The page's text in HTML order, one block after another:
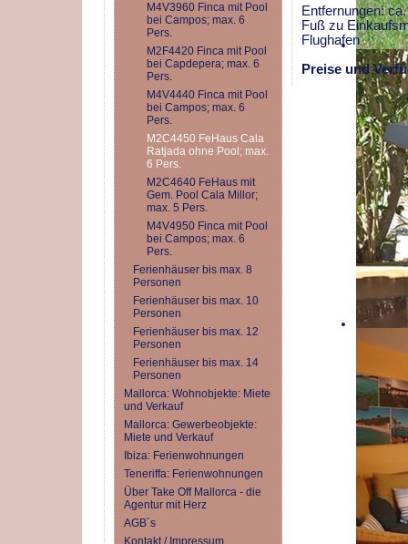
M4V3960 Finca mit Pool
bei Campos; max. 6
Pers.
M2F4420 Finca mit Pool
bei Capdepera; max. 6
Pers.
M4V4440 Finca mit Pool
bei Campos; max. 6
Pers.
M2C4450 FeHaus Cala
Ratjada ohne Pool; max.
6 Pers.
M2C4640 FeHaus mit
Gem. Pool Cala Millor;
max. 5 Pers.
M4V4950 Finca mit Pool
bei Campos; max. 6
Pers.
Ferienhäuser bis max. 8
Personen
Ferienhäuser bis max. 10
Personen
Ferienhäuser bis max. 12
Personen
Ferienhäuser bis max. 14
Personen
Mallorca: Wohnobjekte: Miete
und Verkauf
Mallorca: Gewerbeobjekte:
Miete und Verkauf
Ibiza: Ferienwohnungen
Teneriffa: Ferienwohnungen
Über Take Off Mallorca - die
Agentur mit Herz
AGB´s
Kontakt / Impressum
Entfernungen:
Fuß zu
Flughafen
Preise und